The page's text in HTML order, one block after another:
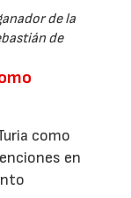
de la
de
como
en